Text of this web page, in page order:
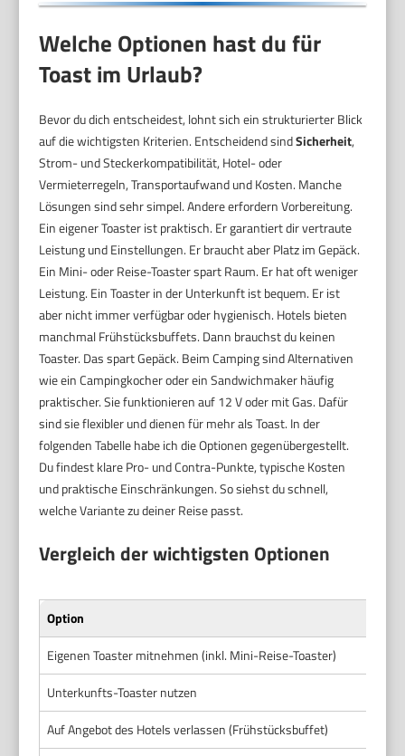
Welche Optionen hast du für
Toast im Urlaub?
Bevor du dich entscheidest, lohnt sich ein strukturierter Blick
auf die wichtigsten Kriterien. Entscheidend sindSicherheit,
Strom- und Steckerkompatibilität, Hotel- oder
Vermieterregeln, Transportaufwand und Kosten. Manche
Lösungen sind sehr simpel. Andere erfordern Vorbereitung.
Ein eigener Toaster ist praktisch. Er garantiert dir vertraute
Leistung und Einstellungen. Er braucht aber Platz im Gepäck.
Ein Mini- oder Reise-Toaster spart Raum. Er hat oft weniger
Leistung. Ein Toaster in der Unterkunft ist bequem. Er ist
aber nicht immer verfügbar oder hygienisch. Hotels bieten
manchmal Frühstücksbuffets. Dann brauchst du keinen
Toaster. Das spart Gepäck. Beim Camping sind Alternativen
wie ein Campingkocher oder ein Sandwichmaker häufig
praktischer. Sie funktionieren auf 12 V oder mit Gas. Dafür
sind sie flexibler und dienen für mehr als Toast. In der
folgenden Tabelle habe ich die Optionen gegenübergestellt.
Du findest klare Pro- und Contra-Punkte, typische Kosten
und praktische Einschränkungen. So siehst du schnell,
welche Variante zu deiner Reise passt.
Vergleich der wichtigsten Optionen
Option
Eigenen Toaster mitnehmen (inkl. Mini-Reise-Toaster)
Unterkunfts-Toaster nutzen
Auf Angebot des Hotels verlassen (Frühstücksbuffet)